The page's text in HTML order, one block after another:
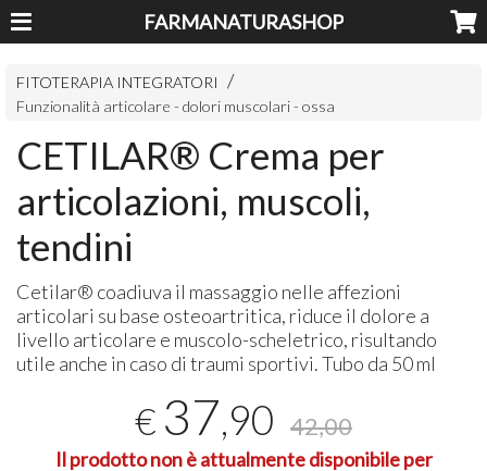
FARMANATURASHOP
FITOTERAPIA INTEGRATORI
Funzionalità articolare - dolori muscolari - ossa
CETILAR® Crema per
articolazioni, muscoli,
tendini
Cetilar® coadiuva il massaggio nelle affezioni
articolari su base osteoartritica, riduce il dolore a
livello articolare e muscolo-scheletrico, risultando
utile anche in caso di traumi sportivi. Tubo da 50 ml
€ 37,90 42,00
Il prodotto non è attualmente disponibile per